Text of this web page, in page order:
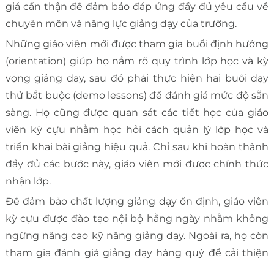
giá cẩn thận để đảm bảo đáp ứng đầy đủ yêu cầu về
chuyên môn và năng lực giảng dạy của trường.
Những giáo viên mới được tham gia buổi định hướng
(orientation) giúp họ nắm rõ quy trình lớp học và kỳ
vọng giảng dạy, sau đó phải thực hiện hai buổi dạy
thử bắt buộc (demo lessons) để đánh giá mức độ sẵn
sàng. Họ cũng được quan sát các tiết học của giáo
viên kỳ cựu nhằm học hỏi cách quản lý lớp học và
triển khai bài giảng hiệu quả. Chỉ sau khi hoàn thành
đầy đủ các bước này, giáo viên mới được chính thức
nhận lớp.
Để đảm bảo chất lượng giảng dạy ổn định, giáo viên
kỳ cựu được đào tạo nội bộ hằng ngày nhằm không
ngừng nâng cao kỹ năng giảng dạy. Ngoài ra, họ còn
tham gia đánh giá giảng dạy hàng quý để cải thiện